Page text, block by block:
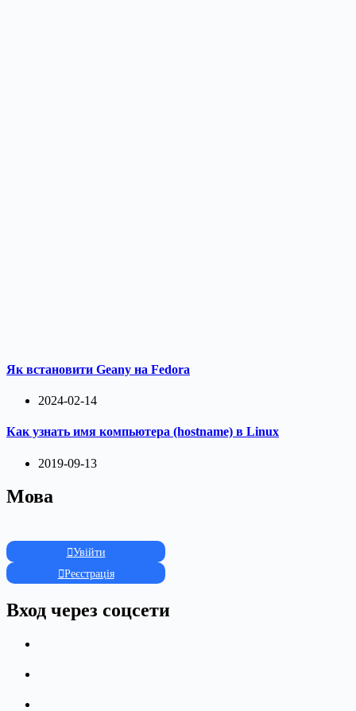
Як встановити Geany на Fedora
2024-02-14
Как узнать имя компьютера (hostname) в Linux
2019-09-13
Мова
Увійти
Реєстрація
Вход через соцсети